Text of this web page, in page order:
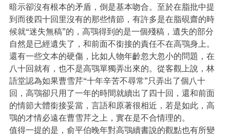
暗示卻沒有根本的矛盾，倒是基本吻合。至於在脂批中提
到而後四十回里沒有的那些情節，有許多是在脂硯齋的時
候就“迷失無稿”的，高鶚得到的是一個殘稿，遺失的部分
自然是已經遺失了，和前面不銜接的責任不在高鶚身上。
還有一些文本的硬傷，比如人物年齡忽大忽小的問題，在
八十回就有，也不是高鶚單獨弄出來的。從客觀上說，林
語堂認為如果曹雪芹“十年辛苦不尋常”只弄出了個八十
回，高鶚卻只用了一年的時間就續出了四十回，還和前面
的情節大體銜接妥當，言語和原著很相近，若是如此，高
鶚的才情必遠在曹雪芹之上，實在是不合情理的。
值得一提的是，俞平伯晚年對高鶚續書說的觀點也有所變